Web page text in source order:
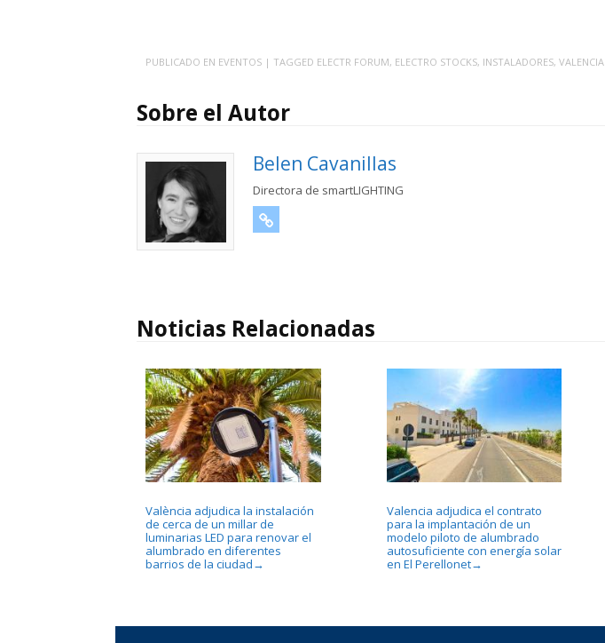
PUBLICADO EN EVENTOS | TAGGED ELECTR FORUM, ELECTRO STOCKS, INSTALADORES, VALENCIA
Sobre el Autor
Belen Cavanillas
Directora de smartLIGHTING
Noticias Relacionadas
València adjudica la instalación
de cerca de un millar de
luminarias LED para renovar el
alumbrado en diferentes
barrios de la ciudad →
Valencia adjudica el contrato
para la implantación de un
modelo piloto de alumbrado
autosuficiente con energía solar
en El Perellonet→